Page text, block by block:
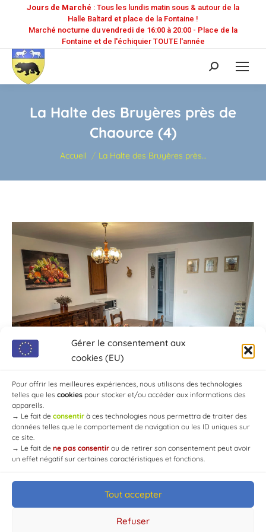
Gérer le consentement aux
cookies (EU)
Pour offrir les meilleures expériences, nous utilisons des technologies
telles que les cookies pour stocker et/ou accéder aux informations des
appareils.
→ Le fait de consentir à ces technologies nous permettra de traiter des
données telles que le comportement de navigation ou les ID uniques sur
ce site.
→ Le fait de ne pas consentir ou de retirer son consentement peut avoir
un effet négatif sur certaines caractéristiques et fonctions.
Tout accepter
Refuser
Jours de Marché : Tous les lundis matin sous & autour de la
Halle Baltard et place de la Fontaine !
Marché nocturne du vendredi de 16:00 à 20:00 - Place de la
Fontaine et de l'échiquier TOUTE l'année
Recherche
:
La Halte des Bruyères près de
Chaource (4)
Vous êtes ici :
Accueil La Halte des Bruyères près…
© Mairie de Chaource [2004-2024] | Tous droits réservés.
Developed byWEB3-DESIGN